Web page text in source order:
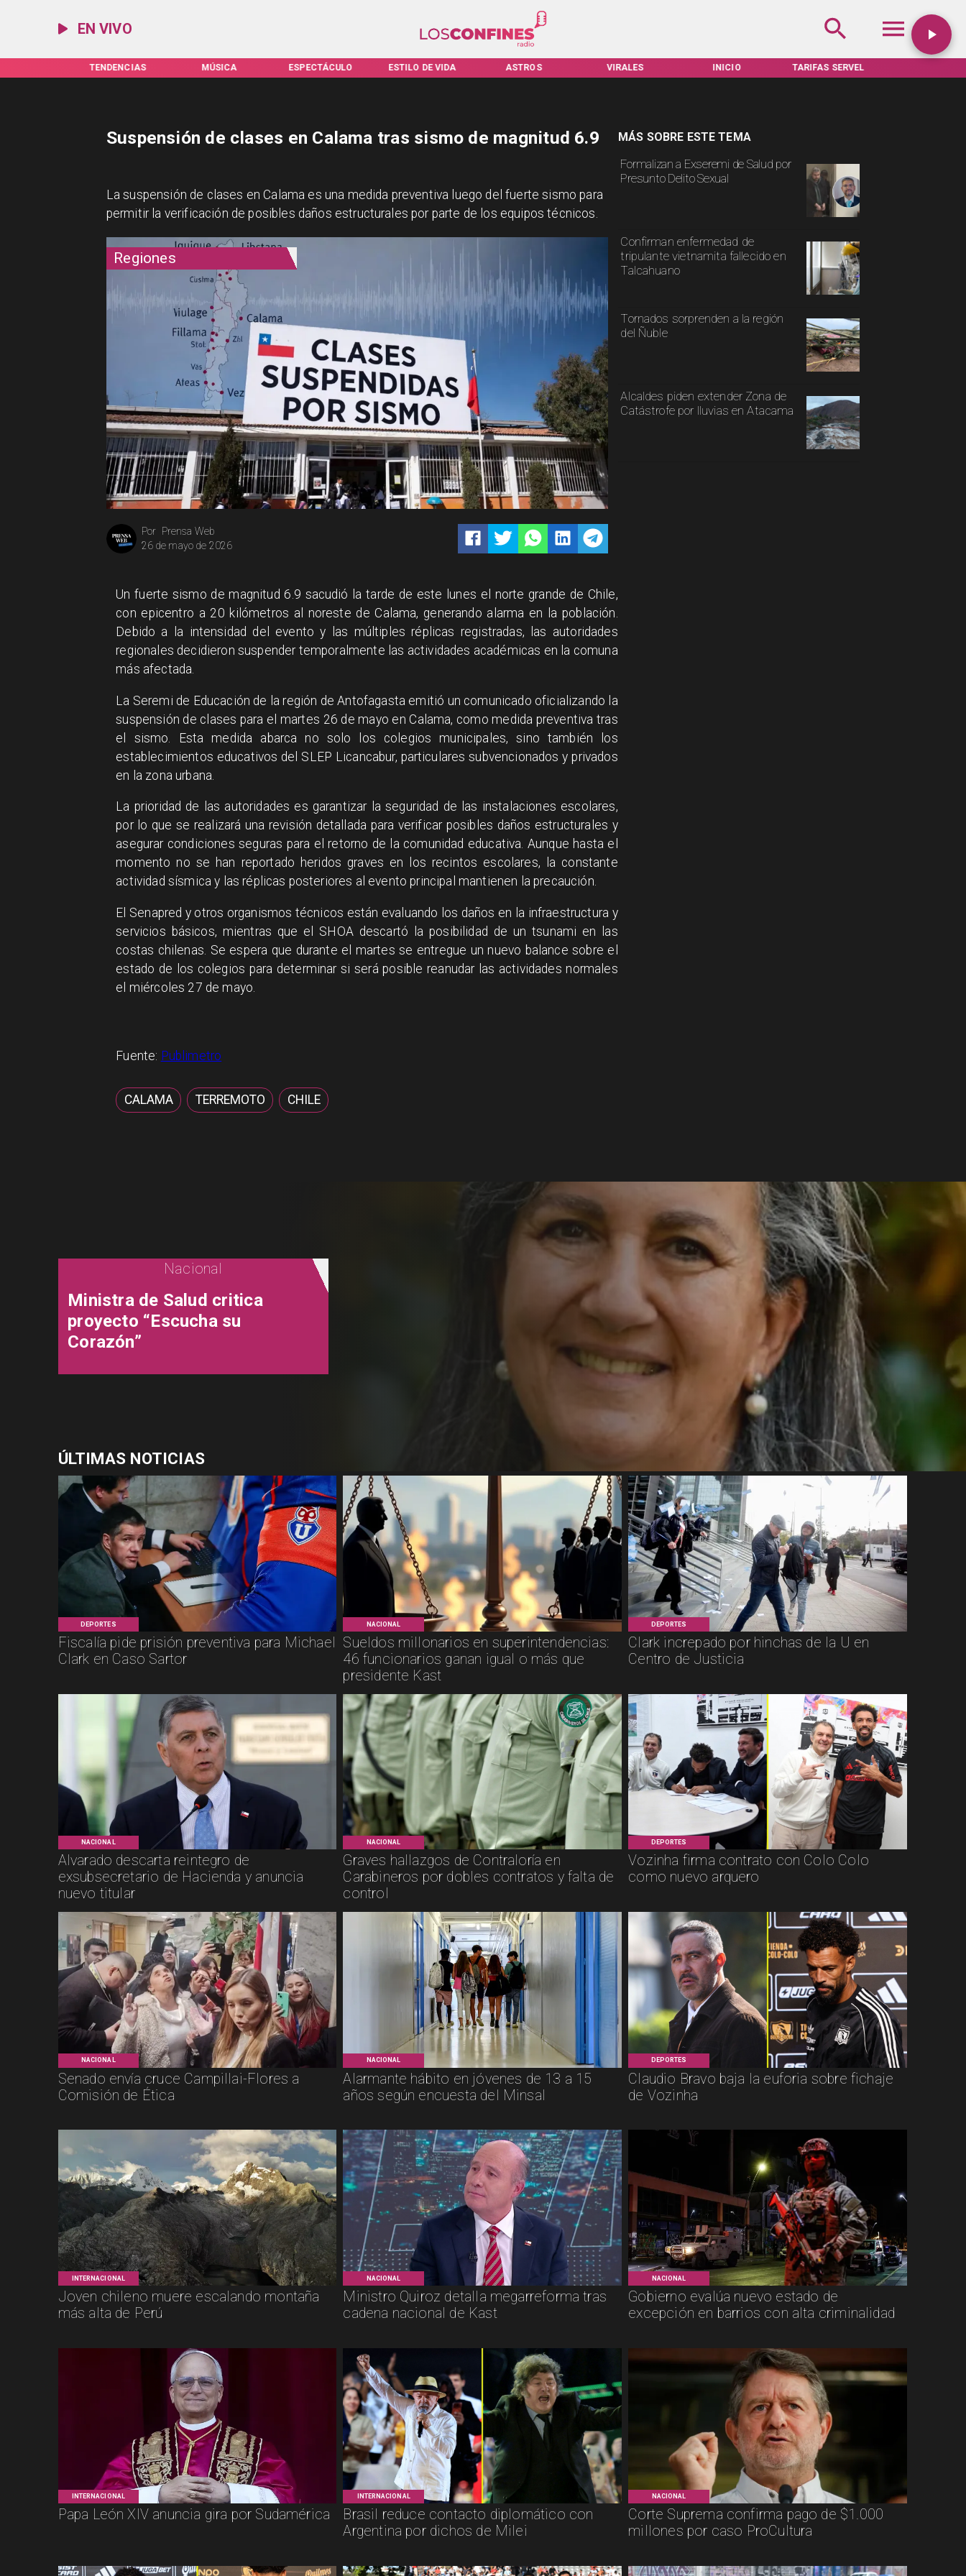
EN VIVO
TENDENCIAS MÚSICA ESPECTÁCULO ESTILO DE VIDA ASTROS VIRALES INICIO TARIFAS SERVEL
Regiones
Prensa Web
Por
26 de mayo de 2026
Formalizan a Exseremi de Salud por
Presunto Delito Sexual
Confirman enfermedad de
tripulante vietnamita fallecido en
Talcahuano
Tornados sorprenden a la región
del Ñuble
Alcaldes piden extender Zona de
Catástrofe por lluvias en Atacama
MÁS SOBRE ESTE TEMA
Suspensión de clases en Calama tras sismo de magnitud 6.9
La suspensión de clases en Calama es una medida preventiva luego del fuerte sismo para
permitir la verificación de posibles daños estructurales por parte de los equipos técnicos.
Un fuerte sismo de magnitud 6.9 sacudió la tarde de este lunes el norte grande de Chile,
con epicentro a 20 kilómetros al noreste de Calama, generando alarma en la población.
Debido a la intensidad del evento y las múltiples réplicas registradas, las autoridades
regionales decidieron suspender temporalmente las actividades académicas en la comuna
más afectada.
La Seremi de Educación de la región de Antofagasta emitió un comunicado oficializando la
suspensión de clases para el martes 26 de mayo en Calama, como medida preventiva tras
el sismo. Esta medida abarca no solo los colegios municipales, sino también los
establecimientos educativos del SLEP Licancabur, particulares subvencionados y privados
en la zona urbana.
La prioridad de las autoridades es garantizar la seguridad de las instalaciones escolares,
por lo que se realizará una revisión detallada para verificar posibles daños estructurales y
asegurar condiciones seguras para el retorno de la comunidad educativa. Aunque hasta el
momento no se han reportado heridos graves en los recintos escolares, la constante
actividad sísmica y las réplicas posteriores al evento principal mantienen la precaución.
El Senapred y otros organismos técnicos están evaluando los daños en la infraestructura y
servicios básicos, mientras que el SHOA descartó la posibilidad de un tsunami en las
costas chilenas. Se espera que durante el martes se entregue un nuevo balance sobre el
estado de los colegios para determinar si será posible reanudar las actividades normales
el miércoles 27 de mayo.
Fuente: Publimetro
CALAMA TERREMOTO CHILE
DEPORTES
Fiscalía pide prisión preventiva para Michael
Clark en Caso Sartor
NACIONAL
Sueldos millonarios en superintendencias:
46 funcionarios ganan igual o más que
presidente Kast
DEPORTES
Clark increpado por hinchas de la U en
Centro de Justicia
NACIONAL
Alvarado descarta reintegro de
exsubsecretario de Hacienda y anuncia
nuevo titular
NACIONAL
Graves hallazgos de Contraloría en
Carabineros por dobles contratos y falta de
control
DEPORTES
Vozinha firma contrato con Colo Colo
como nuevo arquero
NACIONAL
Senado envía cruce Campillai-Flores a
Comisión de Ética
NACIONAL
Alarmante hábito en jóvenes de 13 a 15
años según encuesta del Minsal
DEPORTES
Claudio Bravo baja la euforia sobre fichaje
de Vozinha
INTERNACIONAL
Joven chileno muere escalando montaña
más alta de Perú
NACIONAL
Ministro Quiroz detalla megarreforma tras
cadena nacional de Kast
NACIONAL
Gobierno evalúa nuevo estado de
excepción en barrios con alta criminalidad
INTERNACIONAL
Papa León XIV anuncia gira por Sudamérica
INTERNACIONAL
Brasil reduce contacto diplomático con
Argentina por dichos de Milei
NACIONAL
Corte Suprema confirma pago de $1.000
millones por caso ProCultura
Nacional
Ministra de Salud critica
proyecto “Escucha su
Corazón”
ÚLTIMAS NOTICIAS